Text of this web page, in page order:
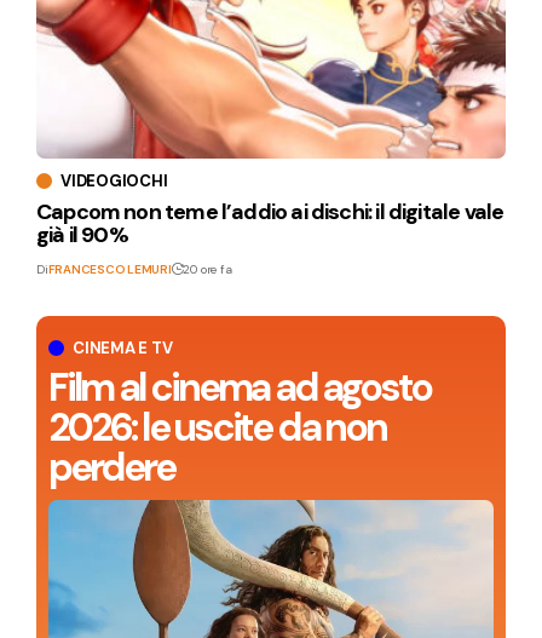
CINEMA E TV
Film al cinema ad agosto
2026: le uscite da non
perdere
VIDEOGIOCHI
Capcom non teme l’addio ai dischi: il digitale vale
già il 90%
DiFRANCESCO LEMURI 20 ore fa